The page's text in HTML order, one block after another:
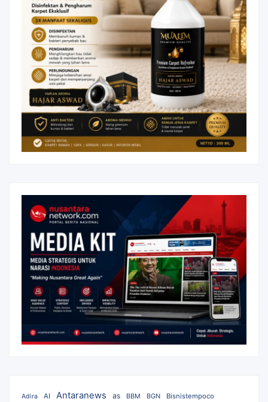
Adira AI Antaranews as BBM BGN Bisnistempoco